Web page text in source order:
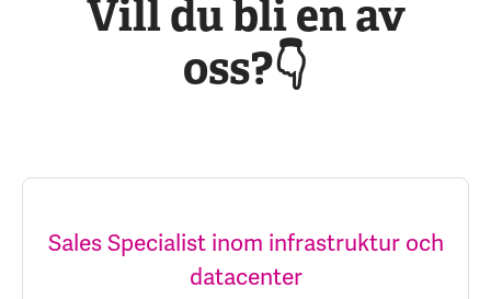
Vill du bli en av
oss?👇
Sales Specialist inom infrastruktur och
datacenter